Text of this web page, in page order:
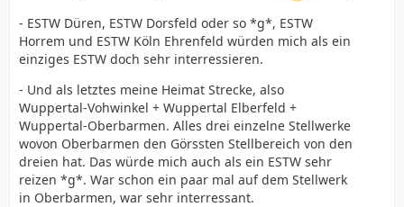
- ESTW Düren, ESTW Dorsfeld oder so *g*, ESTW
Horrem und ESTW Köln Ehrenfeld würden mich als ein
einziges ESTW doch sehr interressieren.
- Und als letztes meine Heimat Strecke, also
Wuppertal-Vohwinkel + Wuppertal Elberfeld +
Wuppertal-Oberbarmen. Alles drei einzelne Stellwerke
wovon Oberbarmen den Görssten Stellbereich von den
dreien hat. Das würde mich auch als ein ESTW sehr
reizen *g*. War schon ein paar mal auf dem Stellwerk
in Oberbarmen, war sehr interressant.